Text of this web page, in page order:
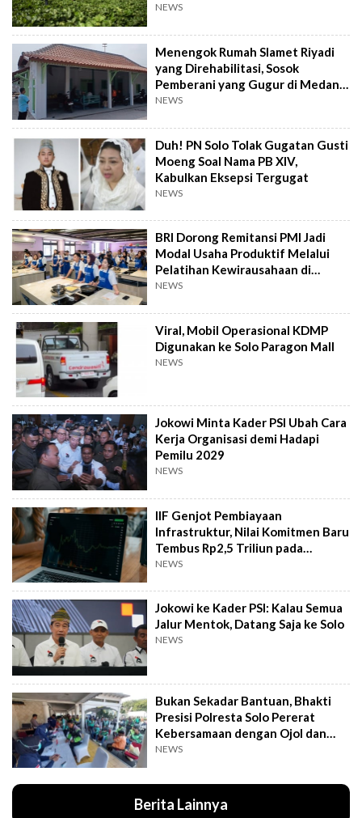
NEWS
Menengok Rumah Slamet Riyadi
yang Direhabilitasi, Sosok
Pemberani yang Gugur di Medan
Perang
NEWS
Duh! PN Solo Tolak Gugatan Gusti
Moeng Soal Nama PB XIV,
Kabulkan Eksepsi Tergugat
NEWS
BRI Dorong Remitansi PMI Jadi
Modal Usaha Produktif Melalui
Pelatihan Kewirausahaan di
Taiwan
NEWS
Viral, Mobil Operasional KDMP
Digunakan ke Solo Paragon Mall
NEWS
Jokowi Minta Kader PSI Ubah Cara
Kerja Organisasi demi Hadapi
Pemilu 2029
NEWS
IIF Genjot Pembiayaan
Infrastruktur, Nilai Komitmen Baru
Tembus Rp2,5 Triliun pada
Semester I 2026
NEWS
Jokowi ke Kader PSI: Kalau Semua
Jalur Mentok, Datang Saja ke Solo
NEWS
Bukan Sekadar Bantuan, Bhakti
Presisi Polresta Solo Pererat
Kebersamaan dengan Ojol dan
Supeltas
NEWS
Berita Lainnya